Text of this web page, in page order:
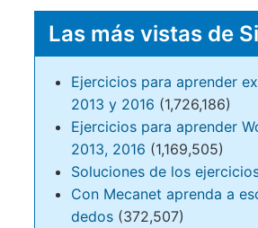
Las más vistas de
Ejercicios para aprender
2013 y 2016 (1,726,186)
Ejercicios para aprender
2013, 2016 (1,169,505)
Soluciones de los
Con Mecanet aprenda a
dedos (372,507)